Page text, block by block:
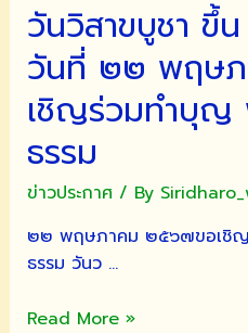
วันวิสาขบูชา ขึ้
วันที่ ๒๒ พฤษ
เชิญร่วมทำบุญ
ธรรม
ข่าวประกาศ/ By
๒๒ พฤษภาคม ๒๕๖๗ขอเชิ
ธรรม วันว …
วัน
Read More »